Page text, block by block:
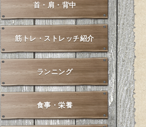
首・肩・背中
筋トレ・ストレッチ紹介
ランニング
食事・栄養